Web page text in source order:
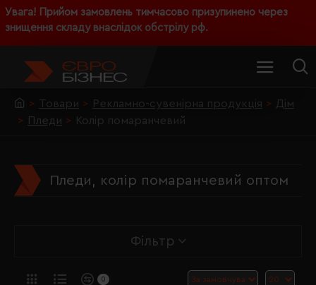
Увага! Прийом замовлень тимчасово призупинено через
знищення складу внаслідок обстрілу рф.
Товари Рекламно-сувенірна продукція
Дім
Пледи
Колір помаранчевий
Пледи, колір помаранчевий оптом
Фільтр
0